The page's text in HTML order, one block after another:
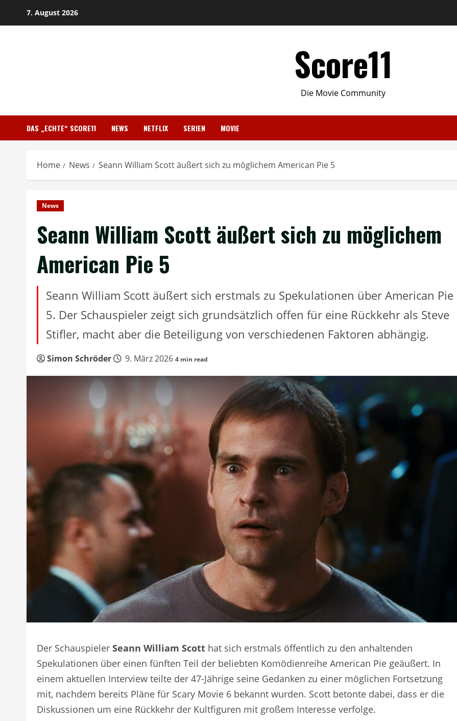
7. August 2026
Score11
Die Movie Community
DAS „ECHTE“ SCORE11 NEWS NETFLIX SERIEN MOVIE
Home News Seann William Scott äußert sich zu möglichem American Pie 5
News
Seann William Scott äußert sich zu möglichem
American Pie 5
Seann William Scott äußert sich erstmals zu Spekulationen über American Pie
5. Der Schauspieler zeigt sich grundsätzlich offen für eine Rückkehr als Steve
Stifler, macht aber die Beteiligung von verschiedenen Faktoren abhängig.
Simon Schröder 9. März 2026 4 min read
Der Schauspieler Seann William Scott hat sich erstmals öffentlich zu den anhaltenden
Spekulationen über einen fünften Teil der beliebten Komödienreihe American Pie geäußert. In
einem aktuellen Interview teilte der 47-Jährige seine Gedanken zu einer möglichen Fortsetzung
mit, nachdem bereits Pläne für Scary Movie 6 bekannt wurden. Scott betonte dabei, dass er die
Diskussionen um eine Rückkehr der Kultfiguren mit großem Interesse verfolge.